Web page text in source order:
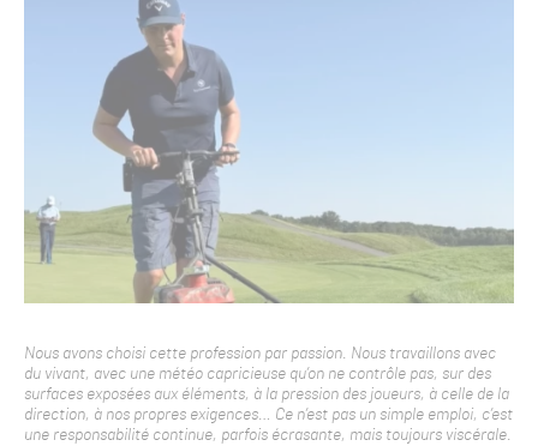
Nous avons choisi cette profession par passion. Nous travaillons avec
du vivant, avec une météo capricieuse qu’on ne contrôle pas, sur des
surfaces exposées aux éléments, à la pression des joueurs, à celle de la
direction, à nos propres exigences… Ce n’est pas un simple emploi, c’est
une responsabilité continue, parfois écrasante, mais toujours viscérale.